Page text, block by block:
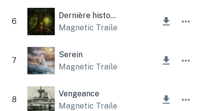
6
Dernière histoire
Magnetic Trailer
7
Serein
Magnetic Trailer
8
Vengeance
Magnetic Trailer